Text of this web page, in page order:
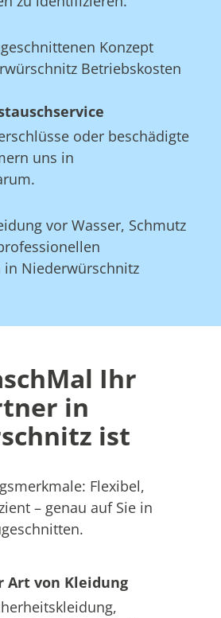
Konzept
Betriebskosten
oder beschädigte
uns in
vor Wasser, Schmutz
Niederwürschnitz
Ihr
in
ist
Flexibel,
– genau auf Sie in
Art von Kleidung